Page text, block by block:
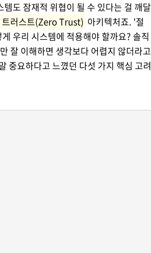
도 잠재적 위협이 될 수 있다는 걸 깨달
트러스트(Zero Trust) 아키텍처죠. '절
우리 시스템에 적용해야 할까요? 솔직
잘 이해하면 생각보다 어렵지 않더라고
중요하다고 느꼈던 다섯 가지 핵심 고려